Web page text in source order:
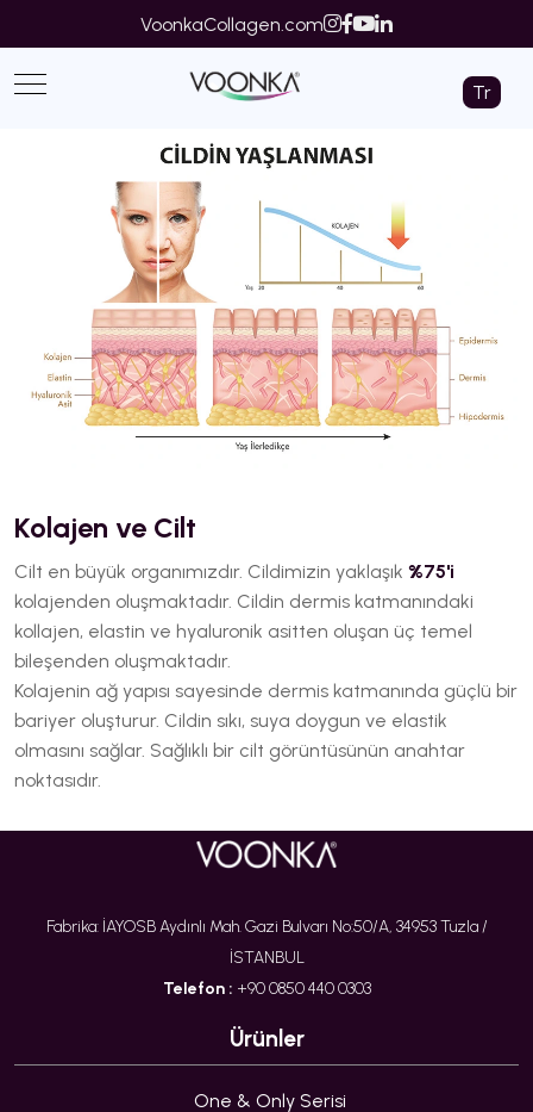
VoonkaCollagen.com
Tr
Kolajen ve Cilt
Cilt en büyük organımızdır. Cildimizin yaklaşık %75'i
kolajenden oluşmaktadır. Cildin dermis katmanındaki
kollajen, elastin ve hyaluronik asitten oluşan üç temel
bileşenden oluşmaktadır.
Kolajenin ağ yapısı sayesinde dermis katmanında güçlü bir
bariyer oluşturur. Cildin sıkı, suya doygun ve elastik
olmasını sağlar. Sağlıklı bir cilt görüntüsünün anahtar
noktasıdır.
Fabrika: İAYOSB Aydınlı Mah. Gazi Bulvarı No:50/A, 34953 Tuzla /
İSTANBUL
Telefon : +90 0850 440 0303
Ürünler
One & Only Serisi